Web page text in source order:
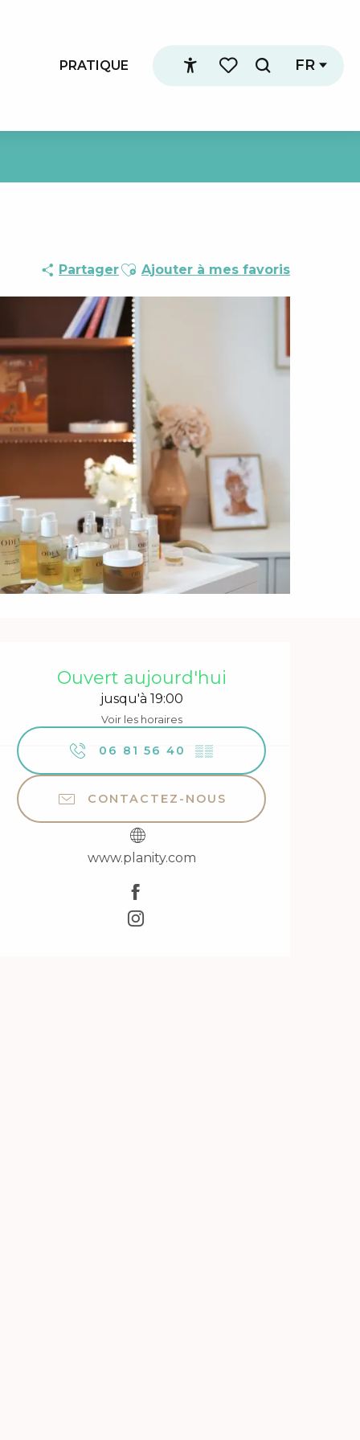
Accessibilité
Voir les favoris
Recherche
FR
PRATIQUE
PartagerAjouter aux favoris
Ajouter à mes favoris
et
Ouvert aujourd'hui
jusqu'à 19:00
Voir les horaires
06 81 56 40 ▒▒
CONTACTEZ-NOUS
www.planity.com